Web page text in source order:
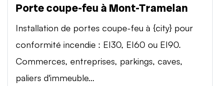
Porte coupe-feu à Mont-Tramelan
Installation de portes coupe-feu à {city} pour
conformité incendie : EI30, EI60 ou EI90.
Commerces, entreprises, parkings, caves,
paliers d'immeuble...